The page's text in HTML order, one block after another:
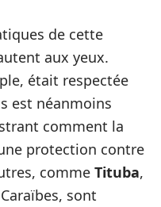
de cette
aux yeux.
était respectée
est néanmoins
comment la
protection contre
comme Tituba,
sont